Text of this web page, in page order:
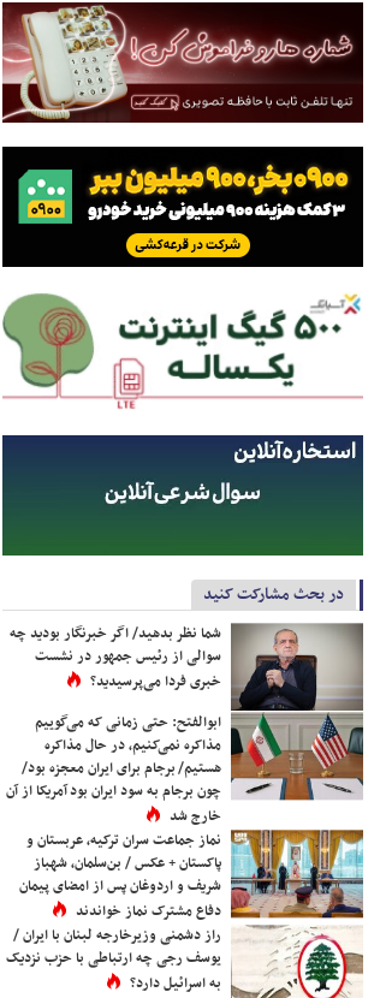
در بحث مشارکت کنید
شما نظر بدهید/ اگر خبرنگار بودید چه
سوالی از رئیس جمهور در نشست
خبری فردا می‌پرسیدید؟
ابوالفتح: حتی زمانی که می‌گوییم
مذاکره نمی‌کنیم، در حال مذاکره
هستیم/ برجام برای ایران معجزه بود/
چون برجام به سود ایران بود آمریکا از آن
خارج شد
نماز جماعت سران ترکیه، عربستان و
پاکستان + عکس / بن‌سلمان، شهباز
شریف و اردوغان پس از امضای پیمان
دفاع مشترک نماز خواندند
راز دشمنی وزیرخارجه لبنان با ایران /
یوسف رجی چه ارتباطی با حزب نزدیک
به اسرائیل دارد؟